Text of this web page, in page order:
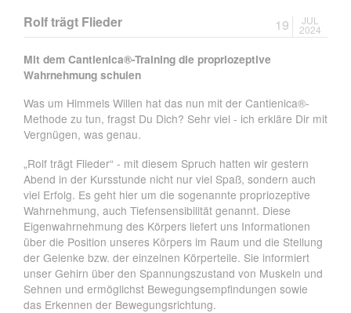
uns
sprechen!
Rolf trägt Flieder 19 JUL
2024
Mit dem Cantienica®-Training die propriozeptive
Wahrnehmung schulen
Was um Himmels Willen hat das nun mit der Cantienica®-
Methode zu tun, fragst Du Dich? Sehr viel - ich erkläre Dir mit
Vergnügen, was genau.
„Rolf trägt Flieder“ - mit diesem Spruch hatten wir gestern
Abend in der Kursstunde nicht nur viel Spaß, sondern auch
viel Erfolg. Es geht hier um die sogenannte propriozeptive
Wahrnehmung, auch Tiefensensibilität genannt. Diese
Eigenwahrnehmung des Körpers liefert uns Informationen
über die Position unseres Körpers im Raum und die Stellung
der Gelenke bzw. der einzelnen Körperteile. Sie informiert
unser Gehirn über den Spannungszustand von Muskeln und
Sehnen und ermöglichst Bewegungsempfindungen sowie
das Erkennen der Bewegungsrichtung.